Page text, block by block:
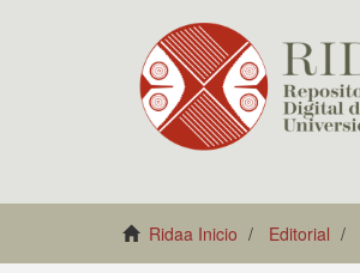
Ridaa Inicio Editorial